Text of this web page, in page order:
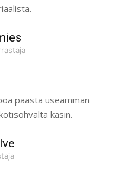
päästä useamman
käsin.